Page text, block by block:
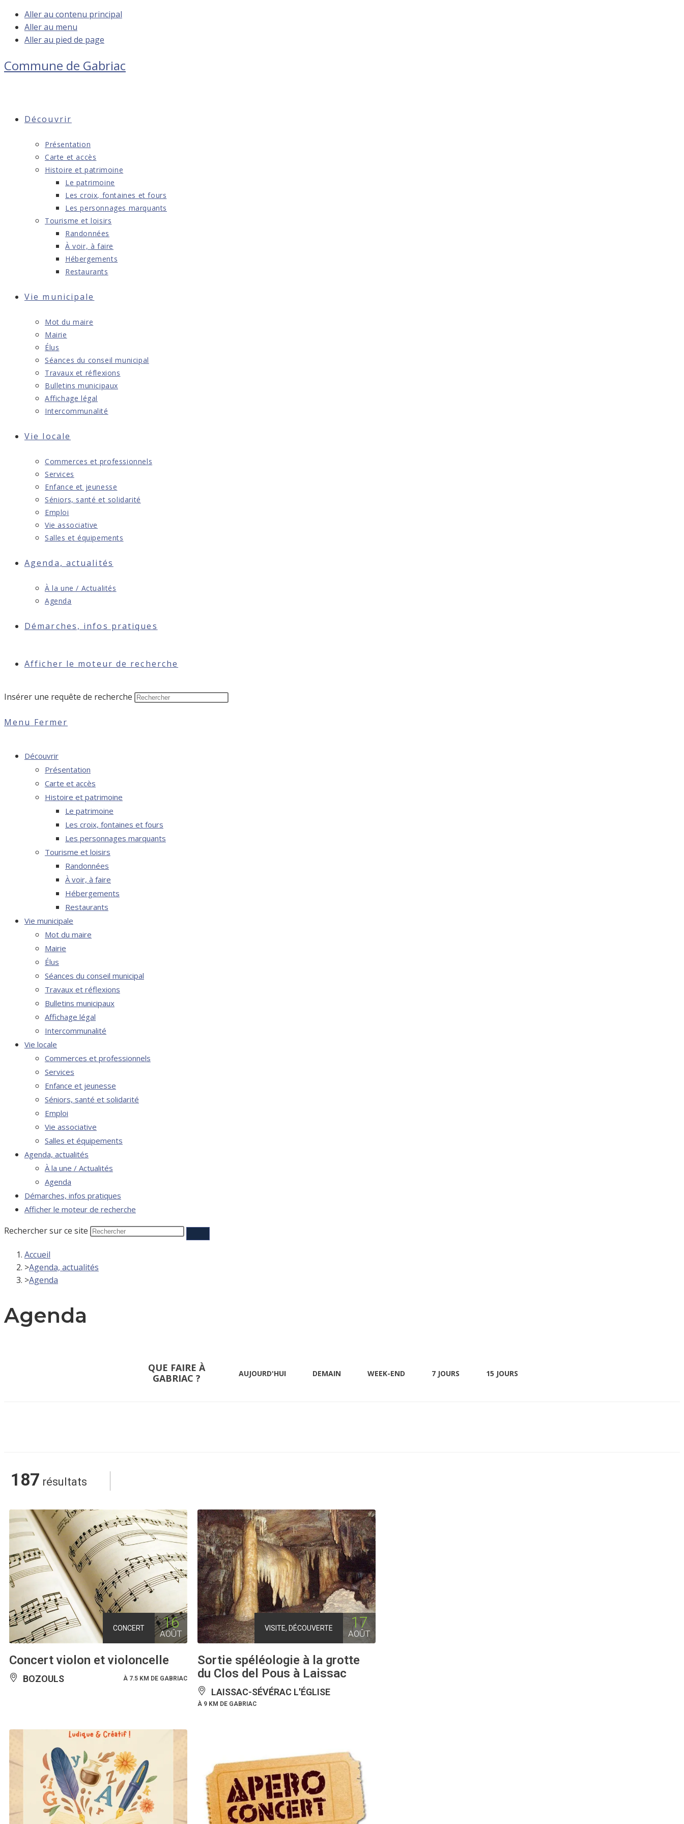
Aller au contenu principal
Aller au menu
Aller au pied de page
Commune de Gabriac
Découvrir
Présentation
Carte et accès
Histoire et patrimoine
Le patrimoine
Les croix, fontaines et fours
Les personnages marquants
Tourisme et loisirs
Randonnées
À voir, à faire
Hébergements
Restaurants
Vie municipale
Mot du maire
Mairie
Élus
Séances du conseil municipal
Travaux et réflexions
Bulletins municipaux
Affichage légal
Intercommunalité
Vie locale
Commerces et professionnels
Services
Enfance et jeunesse
Séniors, santé et solidarité
Emploi
Vie associative
Salles et équipements
Agenda, actualités
À la une / Actualités
Agenda
Démarches, infos pratiques
Afficher le moteur de recherche
Insérer une requête de recherche
Menu Fermer
Découvrir
Présentation
Carte et accès
Histoire et patrimoine
Le patrimoine
Les croix, fontaines et fours
Les personnages marquants
Tourisme et loisirs
Randonnées
À voir, à faire
Hébergements
Restaurants
Vie municipale
Mot du maire
Mairie
Élus
Séances du conseil municipal
Travaux et réflexions
Bulletins municipaux
Affichage légal
Intercommunalité
Vie locale
Commerces et professionnels
Services
Enfance et jeunesse
Séniors, santé et solidarité
Emploi
Vie associative
Salles et équipements
Agenda, actualités
À la une / Actualités
Agenda
Démarches, infos pratiques
Afficher le moteur de recherche
Rechercher sur ce site
Accueil
>Agenda, actualités
>Agenda
Agenda
QUE FAIRE À
GABRIAC ?
AUJOURD'HUI DEMAIN WEEK-END 7 JOURS 15 JOURS
187 résultats
CONCERT 16
AOÛT
Concert violon et violoncelle
BOZOULS À 7.5 KM DE GABRIAC
VISITE, DÉCOUVERTE 17
AOÛT
Sortie spéléologie à la grotte
du Clos del Pous à Laissac
LAISSAC-SÉVÉRAC L'ÉGLISE
À 9 KM DE GABRIAC